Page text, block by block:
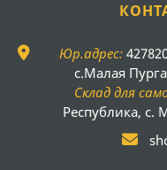
Юр.адрес:
с.Малая
Склад для
Республика, с.